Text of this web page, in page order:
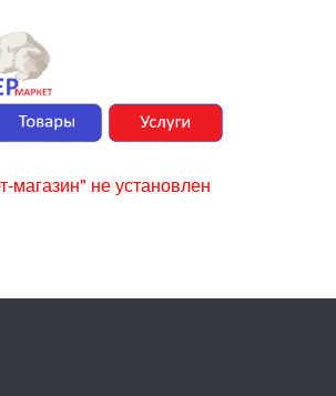
магазин" не установлен